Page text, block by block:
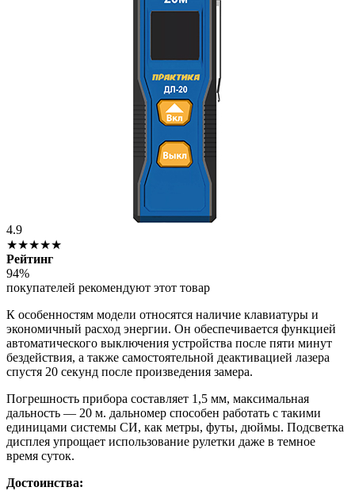
4.9
★★★★★
Рейтинг
94%
покупателей рекомендуют этот товар
К особенностям модели относятся наличие клавиатуры и
экономичный расход энергии. Он обеспечивается функцией
автоматического выключения устройства после пяти минут
бездействия, а также самостоятельной деактивацией лазера
спустя 20 секунд после произведения замера.
Погрешность прибора составляет 1,5 мм, максимальная
дальность — 20 м. дальномер способен работать с такими
единицами системы СИ, как метры, футы, дюймы. Подсветка
дисплея упрощает использование рулетки даже в темное
время суток.
Достоинства: